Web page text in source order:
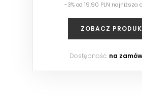
-3% od 19,90 PLN najniższa
ZOBACZ
Dostępność: na